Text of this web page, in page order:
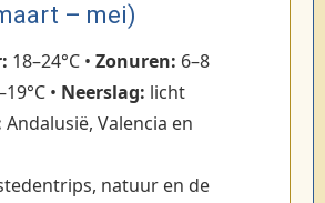
– mei)
18–24°C • Zonuren: 6–8
• Neerslag: licht
Andalusië, Valencia en
natuur en de